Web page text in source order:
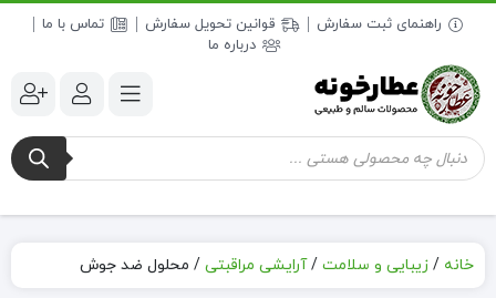
راهنمای ثبت سفارش قوانین تحویل سفارش
تماس با ما
درباره ما
جستجوی
محصولات
خانه / زیبایی و سلامت /آرایشی مراقبتی / محلول ضد جوش